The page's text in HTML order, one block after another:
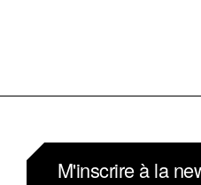
M'inscrire à la